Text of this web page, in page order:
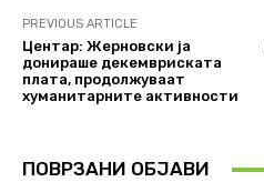
PREVIOUS ARTICLE
Центар: Жерновски ја
донираше декемвриската
плата, продолжуваат
хуманитарните активности
ПОВРЗАНИ ОБЈАВИ